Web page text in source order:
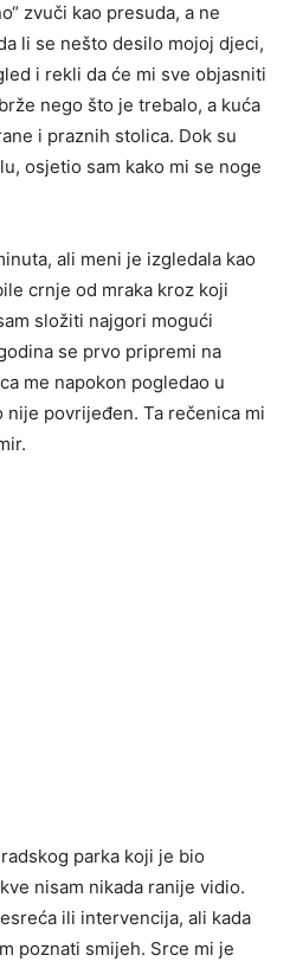
zvuči kao presuda, a ne
li se nešto desilo mojoj djeci,
i rekli da će mi sve objasniti
nego što je trebalo, a kuća
i praznih stolica. Dok su
osjetio sam kako mi se noge
ali meni je izgledala kao
crnje od mraka kroz koji
složiti najgori mogući
se prvo pripremi na
me napokon pogledao u
povrijeđen. Ta rečenica mi
parka koji je bio
nisam nikada ranije vidio.
ili intervencija, ali kada
poznati smijeh. Srce mi je